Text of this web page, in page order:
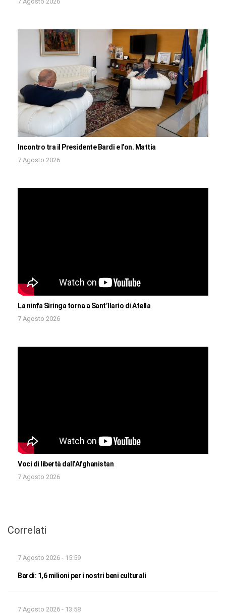
Incontro tra il Presidente Bardi e l’on. Mattia
7 Agosto 2026
La ninfa Siringa torna a Sant’Ilario di Atella
7 Agosto 2026
Voci di libertà dall’Afghanistan
7 Agosto 2026
Correlati
7 Agosto 2026 - 15:59
Bardi: 1,6 milioni per i nostri beni culturali
7 Agosto 2026 - 13:58